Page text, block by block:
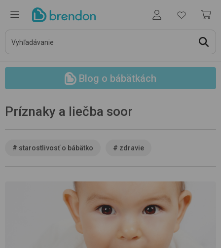
Blog o bábätkách
Príznaky a liečba soor
# starostlivosť o bábätko # zdravie